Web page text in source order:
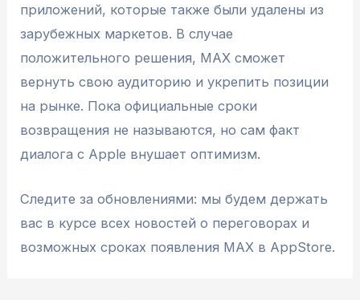
приложений, которые также были удалены из
зарубежных маркетов. В случае
положительного решения, MAX сможет
вернуть свою аудиторию и укрепить позиции
на рынке. Пока официальные сроки
возвращения не называются, но сам факт
диалога с Apple внушает оптимизм.
Следите за обновлениями: мы будем держать
вас в курсе всех новостей о переговорах и
возможных сроках появления MAX в AppStore.